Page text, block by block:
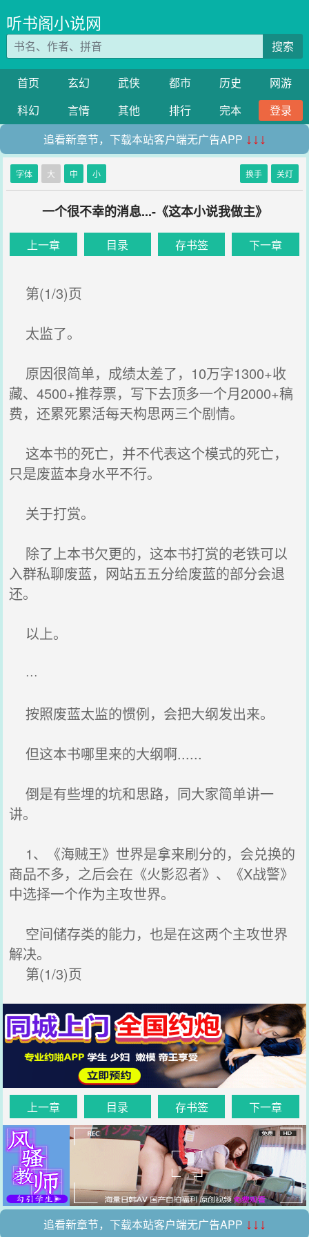
听书阁小说网
搜索
首页 玄幻 武侠 都市 历史
网游
科幻
言情 其他 排行 完本
登录
追看新章节，下载本站客户端无广告APP ↓↓↓
字体 大 中 小 换手 关灯
一个很不幸的消息...-《这本小说我做主》
上一章 目录 存书签 下一章
第(1/3)页
太监了。
原因很简单，成绩太差了，10万字1300+收
藏、4500+推荐票，写下去顶多一个月2000+稿
费，还累死累活每天构思两三个剧情。
这本书的死亡，并不代表这个模式的死亡，
只是废蓝本身水平不行。
关于打赏。
除了上本书欠更的，这本书打赏的老铁可以
入群私聊废蓝，网站五五分给废蓝的部分会退
还。
以上。
···
按照废蓝太监的惯例，会把大纲发出来。
但这本书哪里来的大纲啊......
倒是有些埋的坑和思路，同大家简单讲一
讲。
1、《海贼王》世界是拿来刷分的，会兑换的
商品不多，之后会在《火影忍者》、《X战警》
中选择一个作为主攻世界。
空间储存类的能力，也是在这两个主攻世界
解决。
第(1/3)页
上一章 目录 存书签 下一章
追看新章节，下载本站客户端无广告APP ↓↓↓